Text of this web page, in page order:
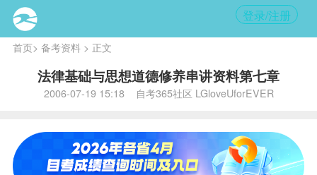
登录/注册
首页> 备考资料> 正文
法律基础与思想道德修养串讲资料第七章
2006-07-19 15:18 自考365社区 LGloveUforEVER